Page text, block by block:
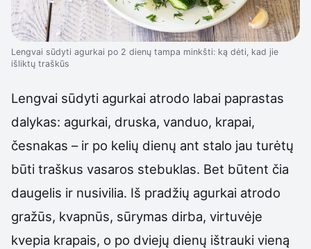
Lengvai sūdyti agurkai po 2 dienų tampa minkšti: ką dėti, kad jie
išliktų traškūs
Lengvai sūdyti agurkai atrodo labai paprastas
dalykas: agurkai, druska, vanduo, krapai,
česnakas – ir po kelių dienų ant stalo jau turėtų
būti traškus vasaros stebuklas. Bet būtent čia
daugelis ir nusivilia. Iš pradžių agurkai atrodo
gražūs, kvapnūs, sūrymas dirba, virtuvėje
kvepia krapais, o po dviejų dienų ištrauki vieną